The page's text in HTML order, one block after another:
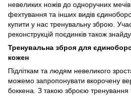
невеликих ножів до одноручних
фехтування та інших видів
купити у нас тренувальну зброю.
реконструкцій поєдинків також
Тренувальна зброя для
кожен
Підліткам та людям невеликого
можемо запропонувати вкорочену
боккена. З такою зброєю тренування